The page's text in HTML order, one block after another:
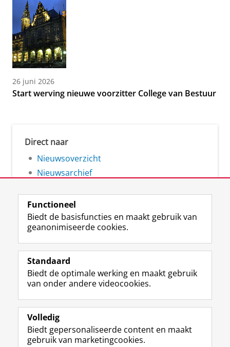
26 juni 2026
Start werving nieuwe voorzitter College van Bestuur
Direct naar
Nieuwsoverzicht
Nieuwsarchief
Volg de RUG
F
a
e
b
o
p
a
L
i
k
e
I
-
p
R
S
-
f
e
R
I
n
t
r
m
Y
o
T
e
k
Studiekiezers
Alumni
Over ons
Functioneel
Biedt de basisfuncties en maakt gebruik van
geanonimiseerde cookies.
Standaard
Biedt de optimale werking en maakt gebruik
van onder andere videocookies.
Volledig
Biedt gepersonaliseerde content en maakt
gebruik van marketingcookies.